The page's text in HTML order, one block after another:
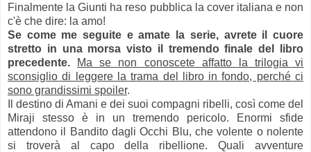
Finalmente la Giunti ha reso pubblica la cover italiana e non
c'è che dire: la amo!
Se come me seguite e amate la serie, avrete il cuore
stretto in una morsa visto il tremendo finale del libro
precedente.
Ma se non conoscete affatto la trilogia vi
sconsiglio di leggere la trama del libro in fondo, perché ci
sono grandissimi spoiler.
Il destino di Amani e dei suoi compagni ribelli, così come del
Miraji stesso è in un tremendo pericolo. Enormi sfide
attendono il Bandito dagli Occhi Blu, che volente o nolente
si troverà al capo della ribellione. Quali avventure